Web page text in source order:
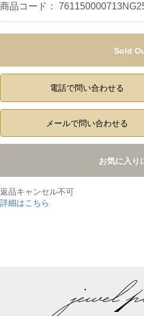
商品コード：
Sold
電話で問い合わせる
メールで問い合わせる
お気に入り
返品キャンセル不可
詳細はこちら